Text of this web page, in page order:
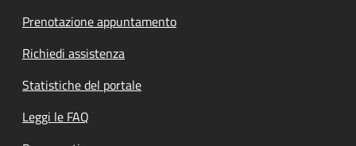
Prenotazione appuntamento
Richiedi assistenza
Statistiche del portale
Leggi le FAQ